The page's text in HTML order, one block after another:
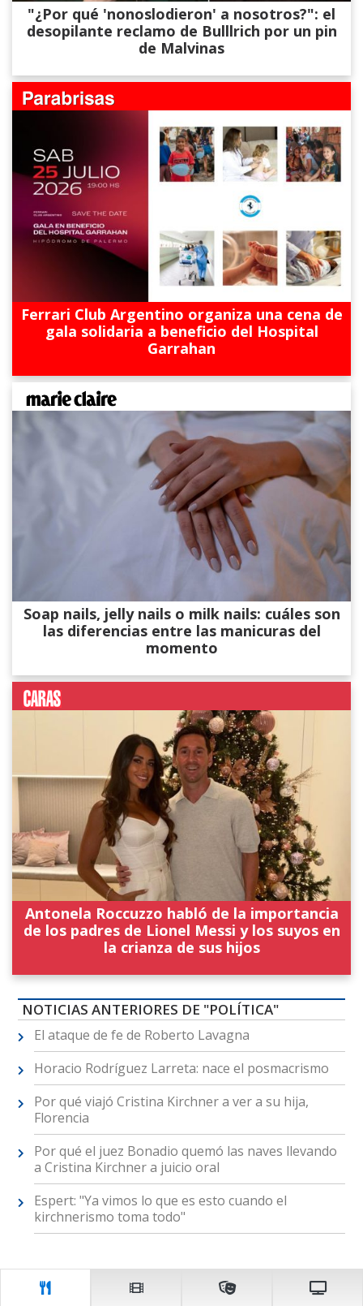
"¿Por qué 'nonoslodieron' a nosotros?": el
desopilante reclamo de Bulllrich por un pin
de Malvinas
Ferrari Club Argentino organiza una cena de
gala solidaria a beneficio del Hospital
Garrahan
Soap nails, jelly nails o milk nails: cuáles son
las diferencias entre las manicuras del
momento
Antonela Roccuzzo habló de la importancia
de los padres de Lionel Messi y los suyos en
la crianza de sus hijos
NOTICIAS ANTERIORES DE "POLÍTICA"
El ataque de fe de Roberto Lavagna
Horacio Rodríguez Larreta: nace el posmacrismo
Por qué viajó Cristina Kirchner a ver a su hija,
Florencia
Por qué el juez Bonadio quemó las naves llevando
a Cristina Kirchner a juicio oral
Espert: "Ya vimos lo que es esto cuando el
kirchnerismo toma todo"